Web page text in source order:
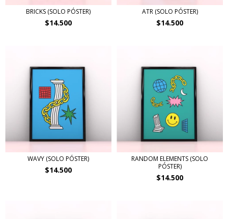
BRICKS (SOLO PÓSTER)
$14.500
ATR (SOLO PÓSTER)
$14.500
WAVY (SOLO PÓSTER)
$14.500
RANDOM ELEMENTS (SOLO
PÓSTER)
$14.500